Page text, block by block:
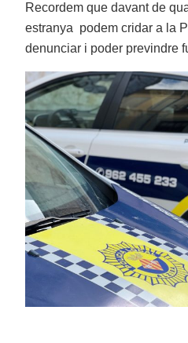
Recordem que davant de
estranya podem cridar a la
denunciar i poder previndre